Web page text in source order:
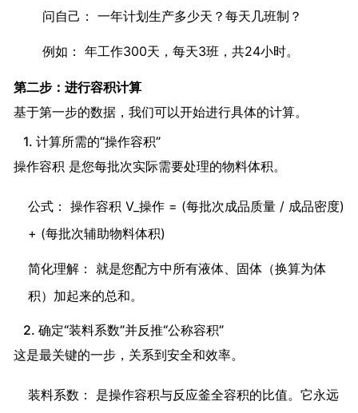
问自己： 一年计划生产多少天？每天几班制？
例如： 年工作300天，每天3班，共24小时。
第二步：进行容积计算
基于第一步的数据，我们可以开始进行具体的计算。
1. 计算所需的“操作容积”
操作容积 是您每批次实际需要处理的物料体积。
公式： 操作容积 V_操作 = (每批次成品质量 / 成品密度)
+ (每批次辅助物料体积)
简化理解： 就是您配方中所有液体、固体（换算为体
积）加起来的总和。
2. 确定“装料系数”并反推“公称容积”
这是最关键的一步，关系到安全和效率。
装料系数： 是操作容积与反应釜全容积的比值。它永远